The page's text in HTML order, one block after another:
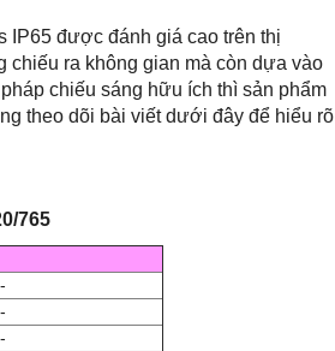
được đánh giá cao trên thị
ra không gian mà còn dựa vào
chiếu sáng hữu ích thì sản phẩm
theo dõi bài viết dưới đây để hiểu rõ
765
-
-
-